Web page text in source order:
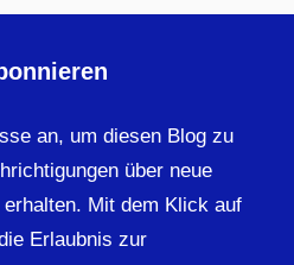
an, um diesen Blog zu
über neue
Mit dem Klick auf
Erlaubnis zur